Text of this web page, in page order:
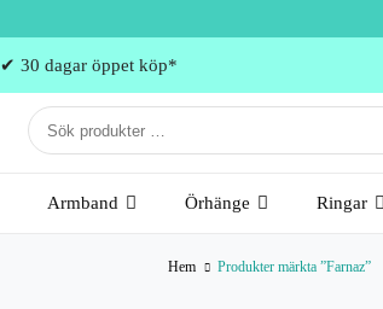
✔ 30 dagar öppet köp*
Armband Örhänge Ringar
Hem Produkter märkta ”Farnaz”